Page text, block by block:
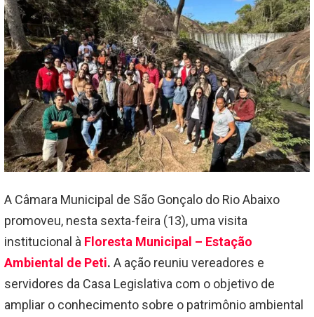
A Câmara Municipal de São Gonçalo do Rio Abaixo
promoveu, nesta sexta-feira (13), uma visita
institucional à Floresta Municipal – Estação
Ambiental de Peti. A ação reuniu vereadores e
servidores da Casa Legislativa com o objetivo de
ampliar o conhecimento sobre o patrimônio ambiental